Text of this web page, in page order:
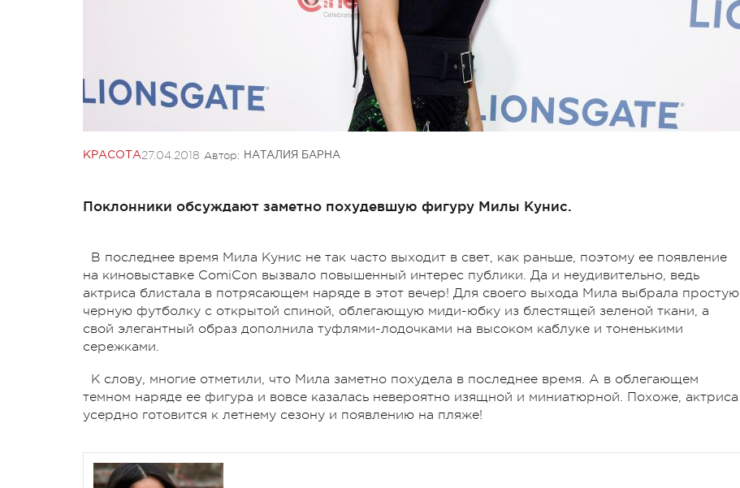
КРАСОТА27.04.2018 Автор: НАТАЛИЯ БАРНА
Поклонники обсуждают заметно похудевшую фигуру Милы Кунис.
В последнее время Мила Кунис не так часто выходит в свет, как раньше, поэтому ее появление
на киновыставке ComiCon вызвало повышенный интерес публики. Да и неудивительно, ведь
актриса блистала в потрясающем наряде в этот вечер! Для своего выхода Мила выбрала простую
черную футболку с открытой спиной, облегающую миди-юбку из блестящей зеленой ткани, а
свой элегантный образ дополнила туфлями-лодочками на высоком каблуке и тоненькими
сережками.
К слову, многие отметили, что Мила заметно похудела в последнее время. А в облегающем
темном наряде ее фигура и вовсе казалась невероятно изящной и миниатюрной. Похоже, актриса
усердно готовится к летнему сезону и появлению на пляже!